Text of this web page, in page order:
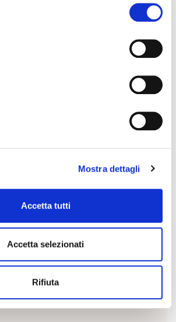
Mostra dettagli
Accetta tutti
Accetta selezionati
Rifiuta
A BASE DELL'ATTRIBUZIONE: